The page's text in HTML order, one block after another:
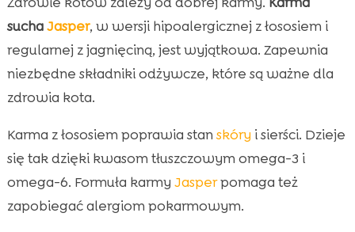
suchaJasper, w wersji hipoalergicznej z łososiem i
regularnej z jagnięciną, jest wyjątkowa. Zapewnia
niezbędne składniki odżywcze, które są ważne dla
zdrowia kota.
Karma z łososiem poprawia stan skóry i sierści. Dzieje
się tak dzięki kwasom tłuszczowym omega-3 i
omega-6. Formuła karmy Jasperpomaga też
zapobiegać alergiom pokarmowym.